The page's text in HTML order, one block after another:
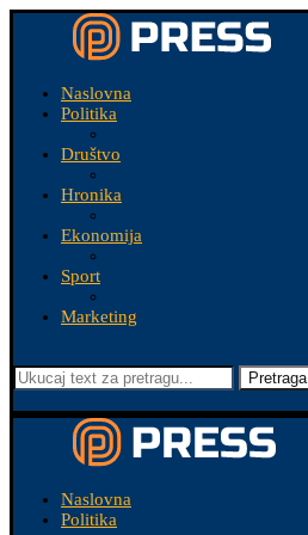
Naslovna
Politika
Društvo
Hronika
Ekonomija
Sport
Marketing
Pretraga
Naslovna
Politika